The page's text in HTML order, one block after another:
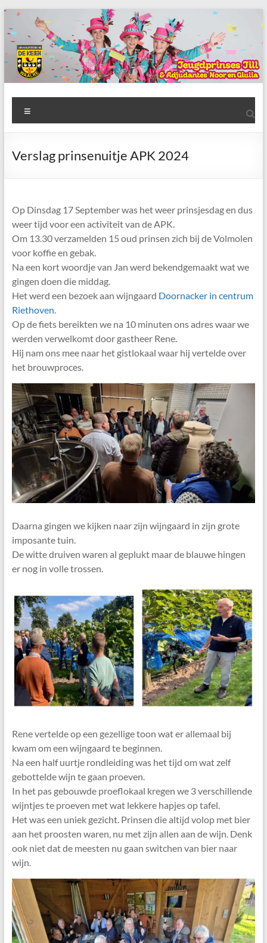
Ga
naar
de
inhoud
AWC
de
Keien
De
Keien
Verslag prinsenuitje APK 2024
Op Dinsdag 17 September was het weer prinsjesdag en dus
weer tijd voor een activiteit van de APK.
Om 13.30 verzamelden 15 oud prinsen zich bij de Volmolen
voor koffie en gebak.
Na een kort woordje van Jan werd bekendgemaakt wat we
gingen doen die middag.
Het werd een bezoek aan wijngaard Doornacker in centrum
Riethoven.
Op de fiets bereikten we na 10 minuten ons adres waar we
werden verwelkomt door gastheer Rene.
Hij nam ons mee naar het gistlokaal waar hij vertelde over
het brouwproces.
Daarna gingen we kijken naar zijn wijngaard in zijn grote
imposante tuin.
De witte druiven waren al geplukt maar de blauwe hingen
er nog in volle trossen.
Rene vertelde op een gezellige toon wat er allemaal bij
kwam om een wijngaard te beginnen.
Na een half uurtje rondleiding was het tijd om wat zelf
gebottelde wijn te gaan proeven.
In het pas gebouwde proeflokaal kregen we 3 verschillende
wijntjes te proeven met wat lekkere hapjes op tafel.
Het was een uniek gezicht. Prinsen die altijd volop met bier
aan het proosten waren, nu met zijn allen aan de wijn. Denk
ook niet dat de meesten nu gaan switchen van bier naar
wijn.